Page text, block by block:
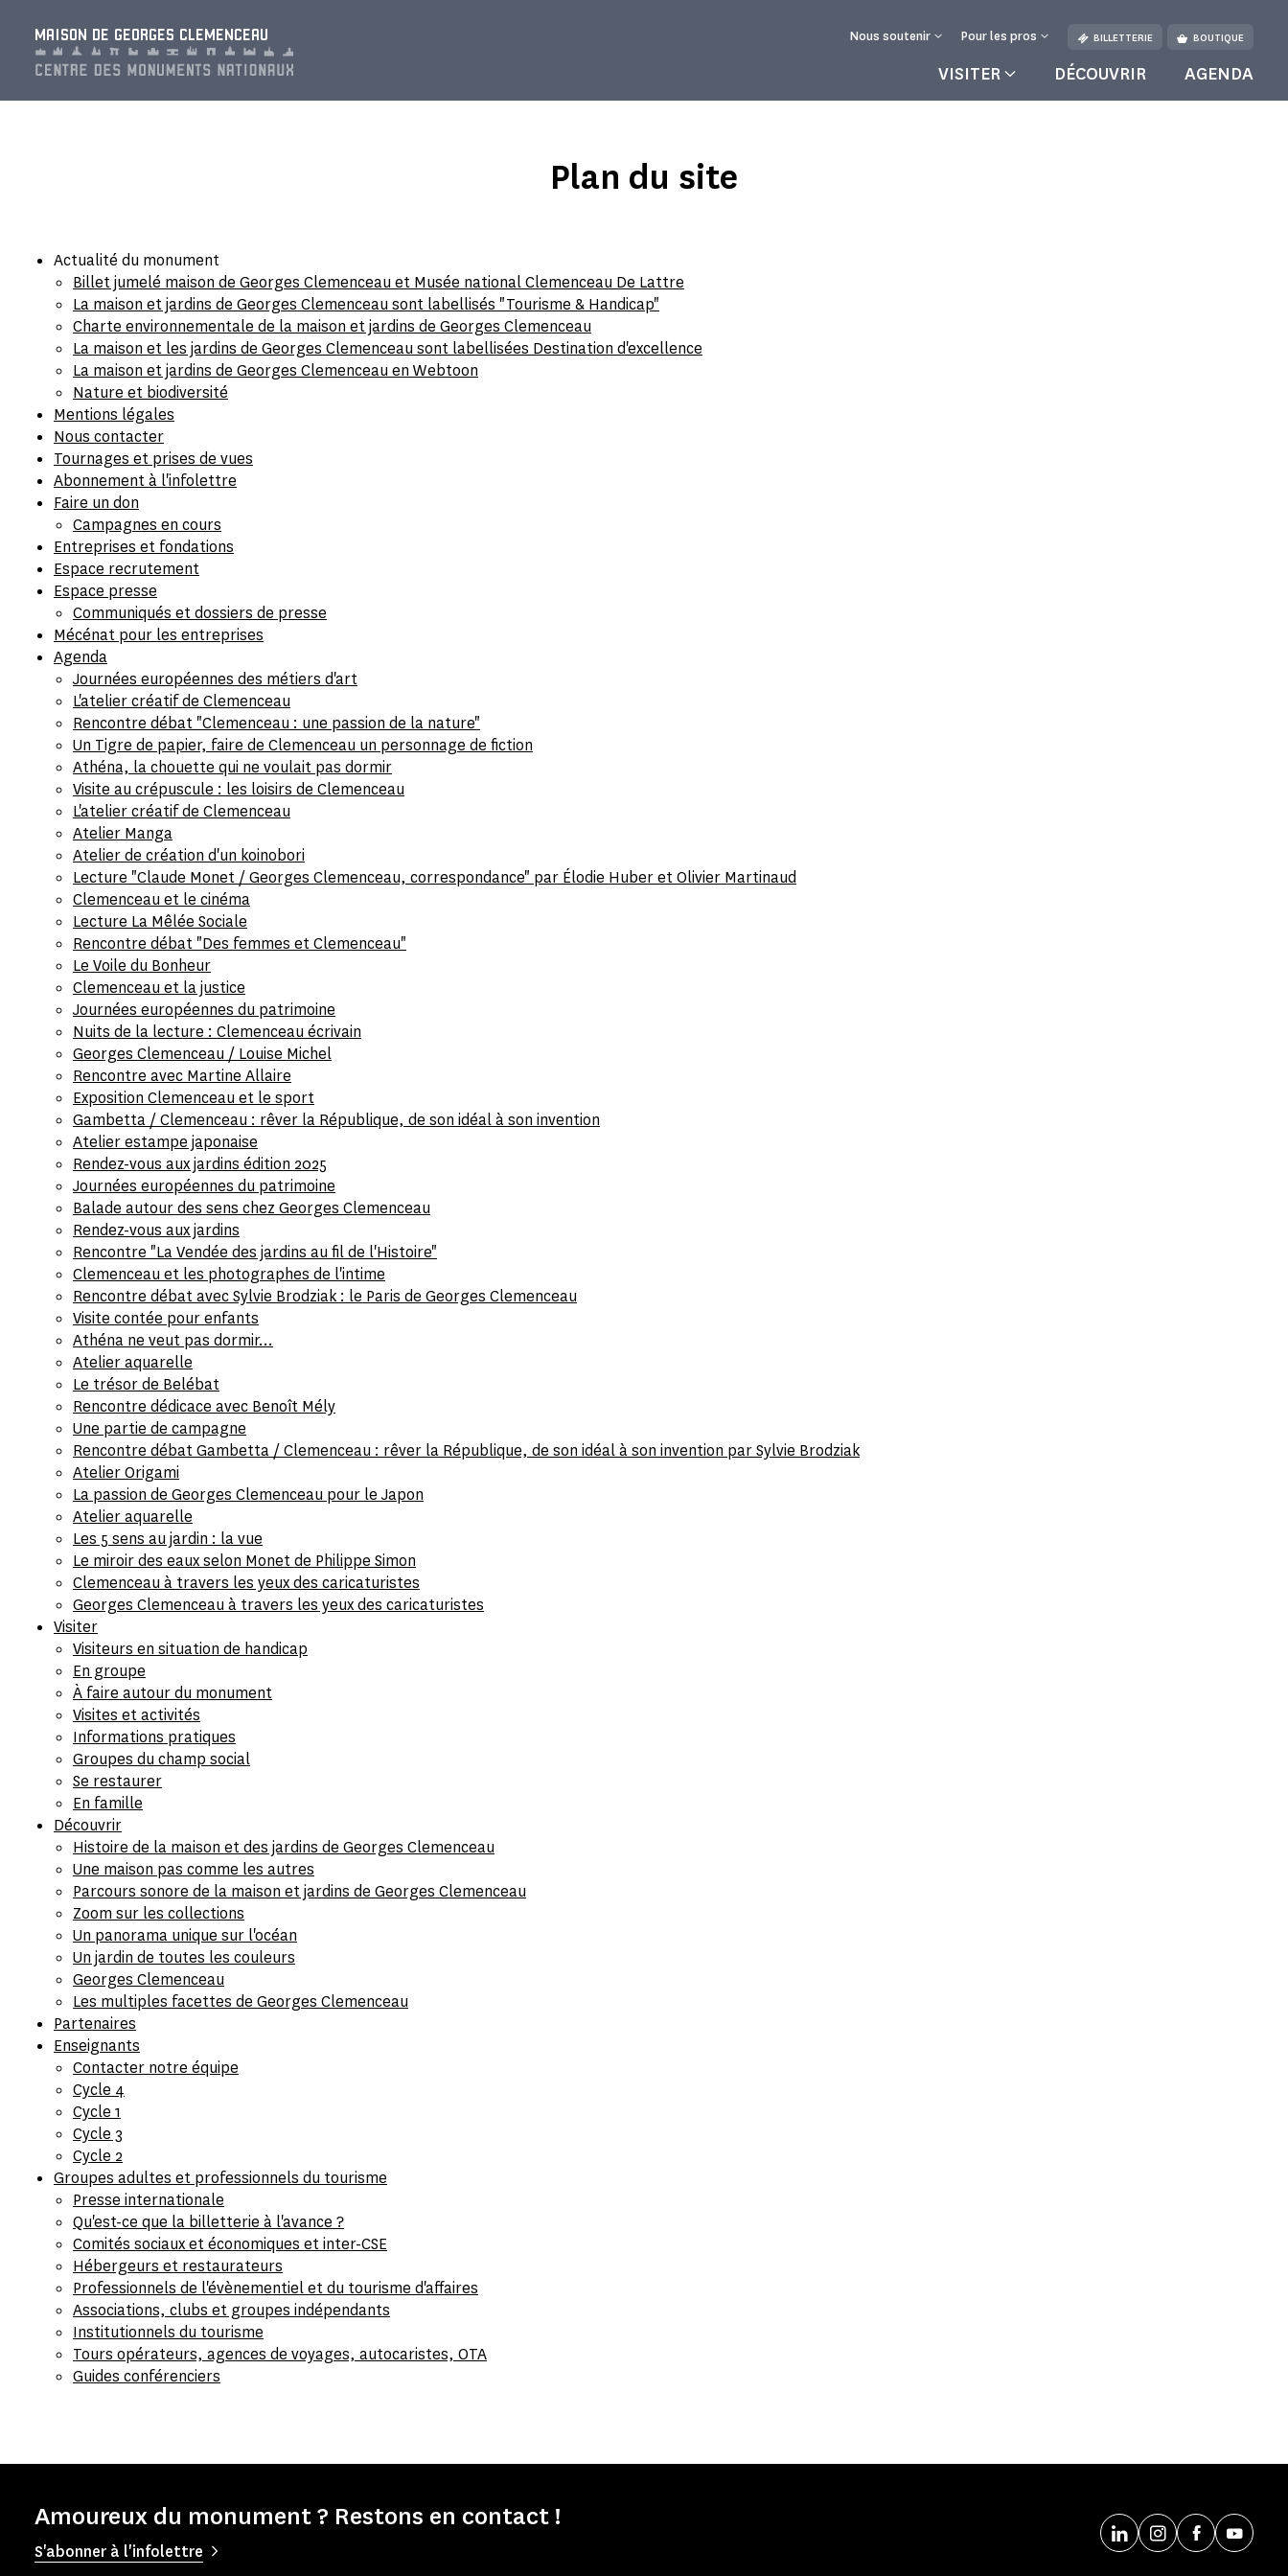
MAISON DE GEORGES CLEMENCEAU Nous soutenir Pour les pros BILLETTERIE BOUTIQUE
VISITER DÉCOUVRIR AGENDA
Plan du site
Actualité du monument
Billet jumelé maison de Georges Clemenceau et Musée national Clemenceau De Lattre
La maison et jardins de Georges Clemenceau sont labellisés "Tourisme & Handicap"
Charte environnementale de la maison et jardins de Georges Clemenceau
La maison et les jardins de Georges Clemenceau sont labellisées Destination d'excellence
La maison et jardins de Georges Clemenceau en Webtoon
Nature et biodiversité
Mentions légales
Nous contacter
Tournages et prises de vues
Abonnement à l'infolettre
Faire un don
Campagnes en cours
Entreprises et fondations
Espace recrutement
Espace presse
Communiqués et dossiers de presse
Mécénat pour les entreprises
Agenda
Journées européennes des métiers d'art
L'atelier créatif de Clemenceau
Rencontre débat "Clemenceau : une passion de la nature"
Un Tigre de papier, faire de Clemenceau un personnage de fiction
Athéna, la chouette qui ne voulait pas dormir
Visite au crépuscule : les loisirs de Clemenceau
L'atelier créatif de Clemenceau
Atelier Manga
Atelier de création d'un koinobori
Lecture "Claude Monet / Georges Clemenceau, correspondance" par Élodie Huber et Olivier Martinaud
Clemenceau et le cinéma
Lecture La Mêlée Sociale
Rencontre débat "Des femmes et Clemenceau"
Le Voile du Bonheur
Clemenceau et la justice
Journées européennes du patrimoine
Nuits de la lecture : Clemenceau écrivain
Georges Clemenceau / Louise Michel
Rencontre avec Martine Allaire
Exposition Clemenceau et le sport
Gambetta / Clemenceau : rêver la République, de son idéal à son invention
Atelier estampe japonaise
Rendez-vous aux jardins édition 2025
Journées européennes du patrimoine
Balade autour des sens chez Georges Clemenceau
Rendez-vous aux jardins
Rencontre "La Vendée des jardins au fil de l'Histoire"
Clemenceau et les photographes de l'intime
Rencontre débat avec Sylvie Brodziak : le Paris de Georges Clemenceau
Visite contée pour enfants
Athéna ne veut pas dormir...
Atelier aquarelle
Le trésor de Belébat
Rencontre dédicace avec Benoît Mély
Une partie de campagne
Rencontre débat Gambetta / Clemenceau : rêver la République, de son idéal à son invention par Sylvie Brodziak
Atelier Origami
La passion de Georges Clemenceau pour le Japon
Atelier aquarelle
Les 5 sens au jardin : la vue
Le miroir des eaux selon Monet de Philippe Simon
Clemenceau à travers les yeux des caricaturistes
Georges Clemenceau à travers les yeux des caricaturistes
Visiter
Visiteurs en situation de handicap
En groupe
À faire autour du monument
Visites et activités
Informations pratiques
Groupes du champ social
Se restaurer
En famille
Découvrir
Histoire de la maison et des jardins de Georges Clemenceau
Une maison pas comme les autres
Parcours sonore de la maison et jardins de Georges Clemenceau
Zoom sur les collections
Un panorama unique sur l'océan
Un jardin de toutes les couleurs
Georges Clemenceau
Les multiples facettes de Georges Clemenceau
Partenaires
Enseignants
Contacter notre équipe
Cycle 4
Cycle 1
Cycle 3
Cycle 2
Groupes adultes et professionnels du tourisme
Presse internationale
Qu'est-ce que la billetterie à l'avance ?
Comités sociaux et économiques et inter-CSE
Hébergeurs et restaurateurs
Professionnels de l'évènementiel et du tourisme d'affaires
Associations, clubs et groupes indépendants
Institutionnels du tourisme
Tours opérateurs, agences de voyages, autocaristes, OTA
Guides conférenciers
Amoureux du monument ? Restons en contact !
S'abonner à l'infolettre